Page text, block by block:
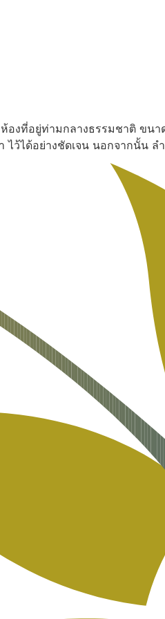
องที่อยู่ท่ามกลางธรรมชาติ ขน
ว้ได้อย่างชัดเจน นอกจากนั้น